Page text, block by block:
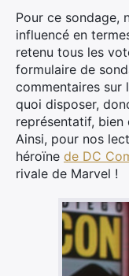
Pour ce sondage,
influencé en
retenu tous les
formulaire de
commentaires sur
quoi disposer,
représentatif,
Ainsi, pour nos
héroïne de DC
rivale de Marvel !